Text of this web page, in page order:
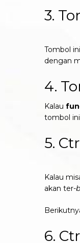
3.
Tombol
dengan
4.
Kalau
tombol
5.
Kalau
akan ter-
6.